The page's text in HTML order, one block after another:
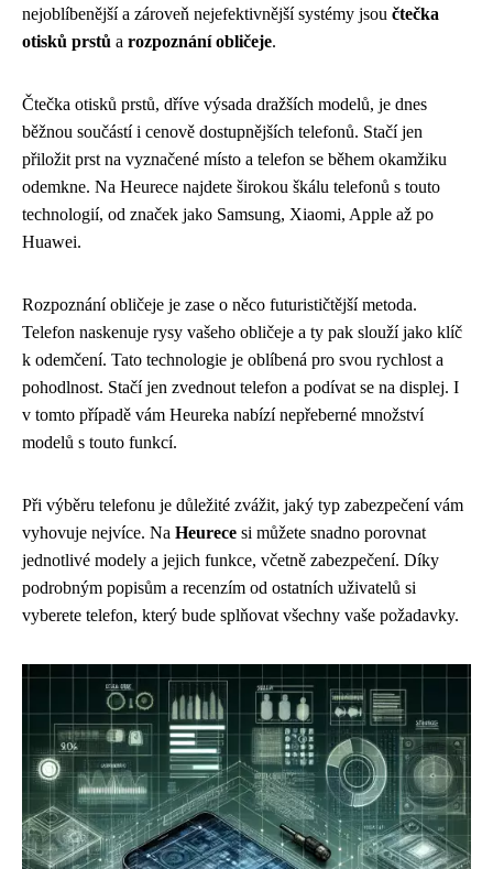
nejoblíbenější a zároveň nejefektivnější systémy jsou čtečka
otisků prstů a rozpoznání obličeje.
Čtečka otisků prstů, dříve výsada dražších modelů, je dnes
běžnou součástí i cenově dostupnějších telefonů. Stačí jen
přiložit prst na vyznačené místo a telefon se během okamžiku
odemkne. Na Heurece najdete širokou škálu telefonů s touto
technologií, od značek jako Samsung, Xiaomi, Apple až po
Huawei.
Rozpoznání obličeje je zase o něco futurističtější metoda.
Telefon naskenuje rysy vašeho obličeje a ty pak slouží jako klíč
k odemčení. Tato technologie je oblíbená pro svou rychlost a
pohodlnost. Stačí jen zvednout telefon a podívat se na displej. I
v tomto případě vám Heureka nabízí nepřeberné množství
modelů s touto funkcí.
Při výběru telefonu je důležité zvážit, jaký typ zabezpečení vám
vyhovuje nejvíce. Na Heurece si můžete snadno porovnat
jednotlivé modely a jejich funkce, včetně zabezpečení. Díky
podrobným popisům a recenzím od ostatních uživatelů si
vyberete telefon, který bude splňovat všechny vaše požadavky.